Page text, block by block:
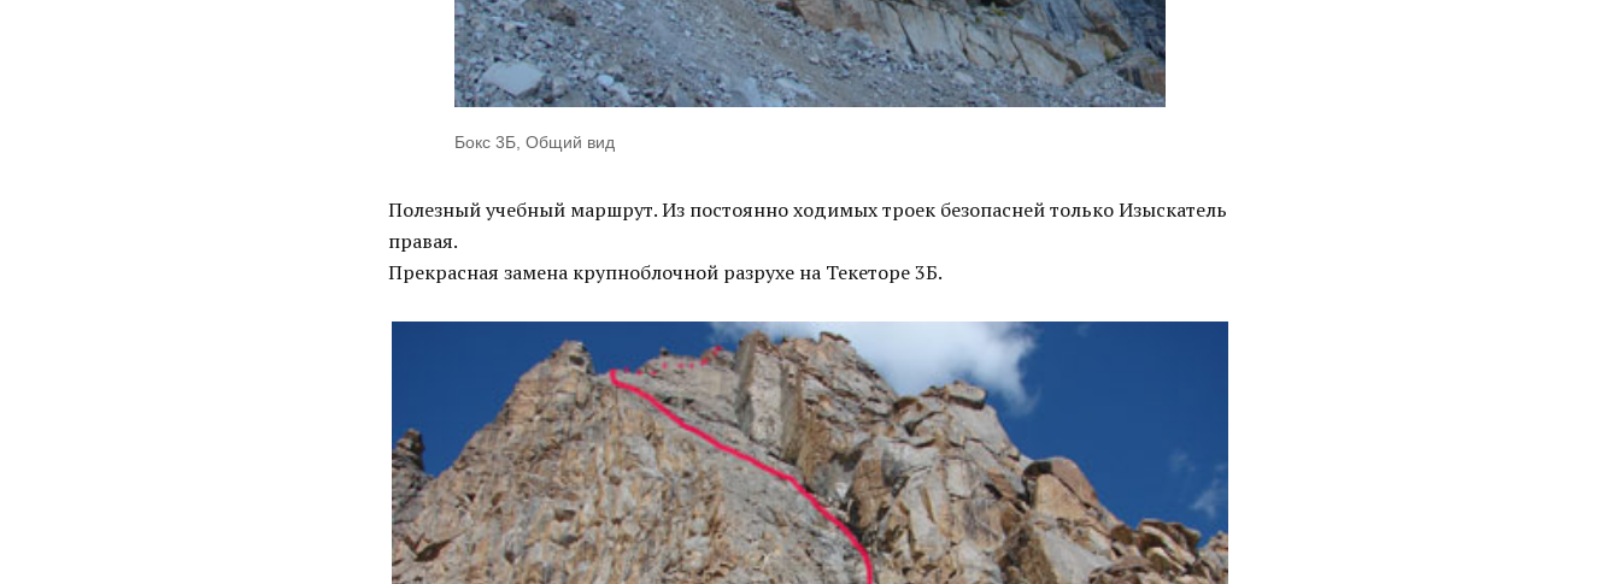
Бокс 3Б, Общий вид
Полезный учебный маршрут. Из постоянно ходимых троек безопасней только Изыскатель
правая.
Прекрасная замена крупноблочной разрухе на Текеторе 3Б.